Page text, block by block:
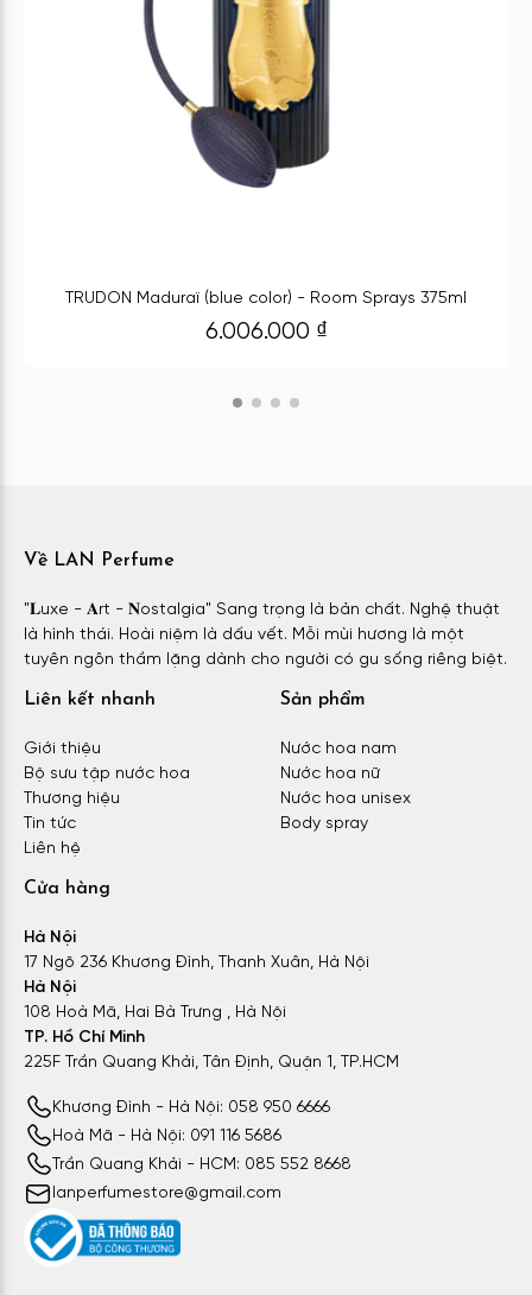
TRUDON Maduraï (blue color) - Room Sprays 375ml
6.006.000 ₫
Về LAN Perfume
"𝐋uxe - 𝐀rt - 𝐍ostalgia" Sang trọng là bản chất. Nghệ thuật
là hình thái. Hoài niệm là dấu vết. Mỗi mùi hương là một
tuyên ngôn thầm lặng dành cho người có gu sống riêng biệt.
Liên kết nhanh
Giới thiệu
Bộ sưu tập nước hoa
Thương hiệu
Tin tức
Liên hệ
Sản phẩm
Nước hoa nam
Nước hoa nữ
Nước hoa unisex
Body spray
Cửa hàng
Hà Nội
17 Ngõ 236 Khương Đình, Thanh Xuân, Hà Nội
Hà Nội
108 Hoà Mã, Hai Bà Trưng , Hà Nội
TP. Hồ Chí Minh
225F Trần Quang Khải, Tân Định, Quận 1, TP.HCM
Khương Đình - Hà Nội: 058 950 6666
Hoà Mã - Hà Nội: 091 116 5686
Trần Quang Khải - HCM: 085 552 8668
lanperfumestore@gmail.com